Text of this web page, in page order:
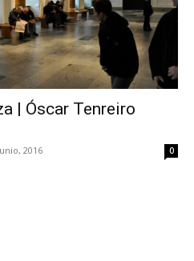
| Óscar Tenreiro
2016 0